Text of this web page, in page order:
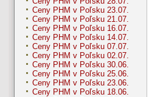
Ceny PHM v Poľsku 23.07.
Ceny PHM v Poľsku 21.07.
Ceny PHM v Poľsku 16.07.
Ceny PHM v Poľsku 14.07.
Ceny PHM v Poľsku 07.07.
Ceny PHM v Poľsku 02.07.
Ceny PHM v Poľsku 30.06.
Ceny PHM v Poľsku 25.06.
Ceny PHM v Poľsku 23.06.
Ceny PHM v Poľsku 18.06.